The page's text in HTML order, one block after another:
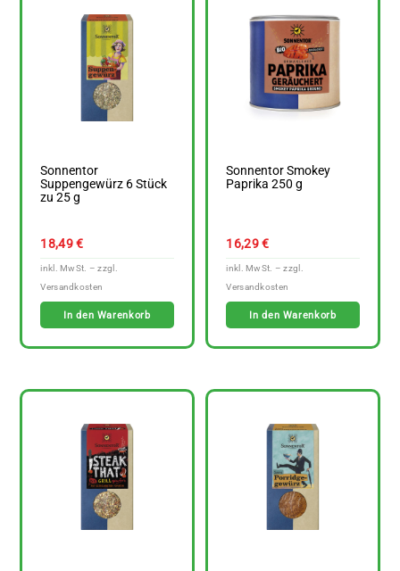
Sonnentor
Suppengewürz 6 Stück
zu 25 g
18,49€
In den Warenkorb
Sonnentor Smokey
Paprika 250 g
16,29€
In den Warenkorb